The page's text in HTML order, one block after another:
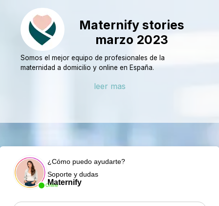
Maternify stories
marzo 2023
Somos el mejor equipo de profesionales de la
maternidad a domicilio y online en España.
leer mas
Online
¿Cómo puedo ayudarte?
Soporte y dudas
Maternify